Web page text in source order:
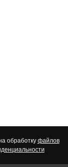
обработку файлов